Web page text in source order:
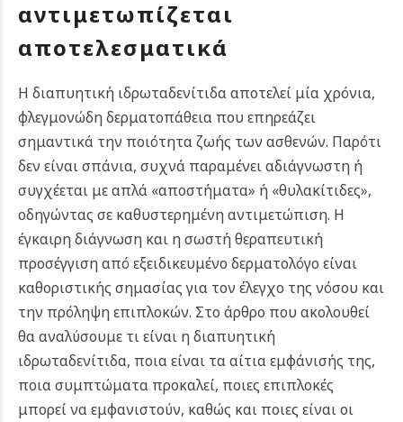
αντιμετωπίζεται
αποτελεσματικά
Η διαπυητική ιδρωταδενίτιδα αποτελεί μία χρόνια,
φλεγμονώδη δερματοπάθεια που επηρεάζει
σημαντικά την ποιότητα ζωής των ασθενών. Παρότι
δεν είναι σπάνια, συχνά παραμένει αδιάγνωστη ή
συγχέεται με απλά «αποστήματα» ή «θυλακίτιδες»,
οδηγώντας σε καθυστερημένη αντιμετώπιση. Η
έγκαιρη διάγνωση και η σωστή θεραπευτική
προσέγγιση από εξειδικευμένο δερματολόγο είναι
καθοριστικής σημασίας για τον έλεγχο της νόσου και
την πρόληψη επιπλοκών. Στο άρθρο που ακολουθεί
θα αναλύσουμε τι είναι η διαπυητική
ιδρωταδενίτιδα, ποια είναι τα αίτια εμφάνισής της,
ποια συμπτώματα προκαλεί, ποιες επιπλοκές
μπορεί να εμφανιστούν, καθώς και ποιες είναι οι